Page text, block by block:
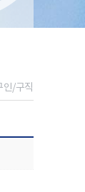
/구직